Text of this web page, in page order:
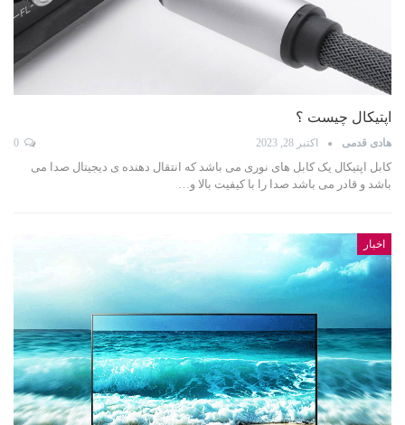
اپتیکال چیست ؟
هادی قدمی اکتبر 28, 2023
کابل اپتیکال یک کابل های نوری می باشد که انتقال دهنده ی دیجیتال صدا می
باشد و قادر می باشد صدا را با کیفیت بالا و…
اخبار